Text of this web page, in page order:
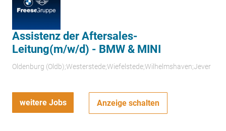
Assistenz der Aftersales-
Leitung(m/w/d) - BMW & MINI
Oldenburg (Oldb);Westerstede;Wiefelstede;Wilhelmshaven;Jever
weitere Jobs Anzeige schalten